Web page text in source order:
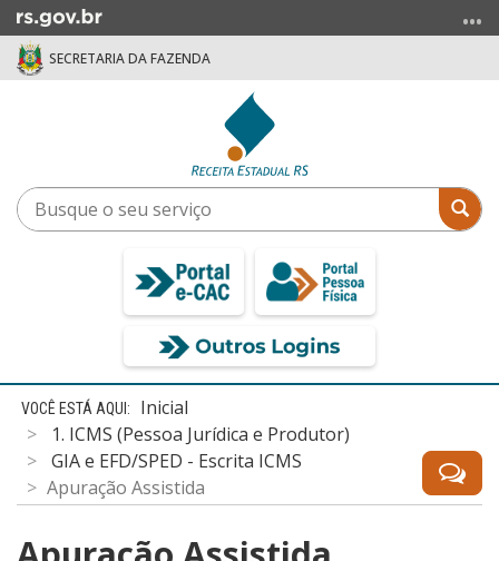
para
menu
SECRETARIA DA FAZENDA
Busque
o
Início
conteúdo
Inicial
1. ICMS (Pessoa Jurídica e Produtor)
GIA e EFD/SPED - Escrita ICMS
Apuração Assistida